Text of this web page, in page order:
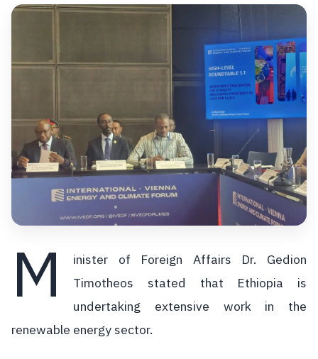
M
inister of Foreign Affairs Dr. Gedion
Timotheos stated that Ethiopia is
undertaking extensive work in the
renewable energy sector.